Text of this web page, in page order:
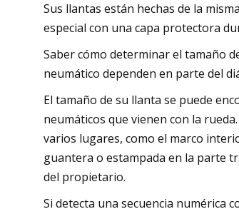
Sus llantas están hechas de la
especial con una capa protectora
Saber cómo determinar el tamaño
neumático dependen en parte del
El tamaño de su llanta se puede
neumáticos que vienen con la
varios lugares, como el marco
guantera o estampada en la parte
del propietario.
Si detecta una secuencia numérica